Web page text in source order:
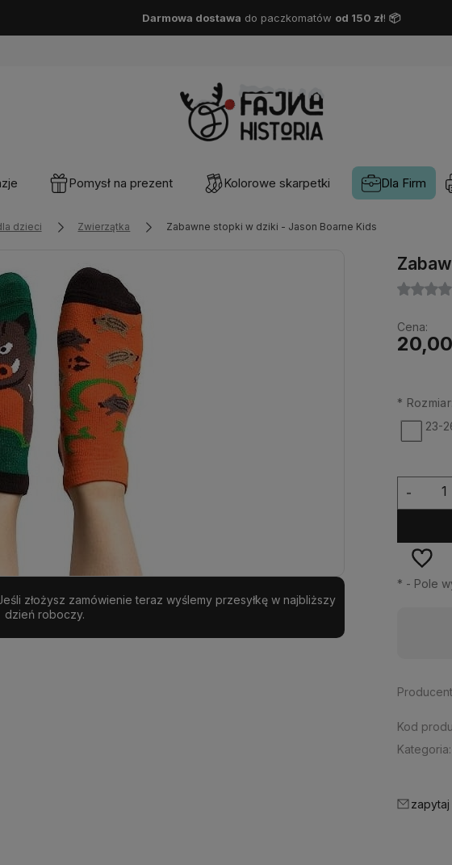
Darmowa dostawaDPD Pickupod 150 zł! 📦
Pomysł na prezent Kolorowe skarpetki Dla Firm
dzieci Zwierzątka Zabawne stopki w dziki - Jason Boarne Kids
złożysz zamówienie teraz wyślemy przesyłkę w najbliższy
dzień roboczy.
Cena:
* Rozmiar:
23-
-
* - Pole
Kod
Kategoria: